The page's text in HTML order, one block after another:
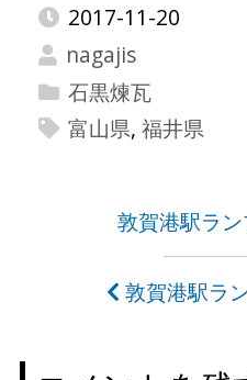
2017-11-20
nagajis
石黒煉瓦
富山県, 福井県
ビ
敦賀港駅ラン
敦賀港駅ラ